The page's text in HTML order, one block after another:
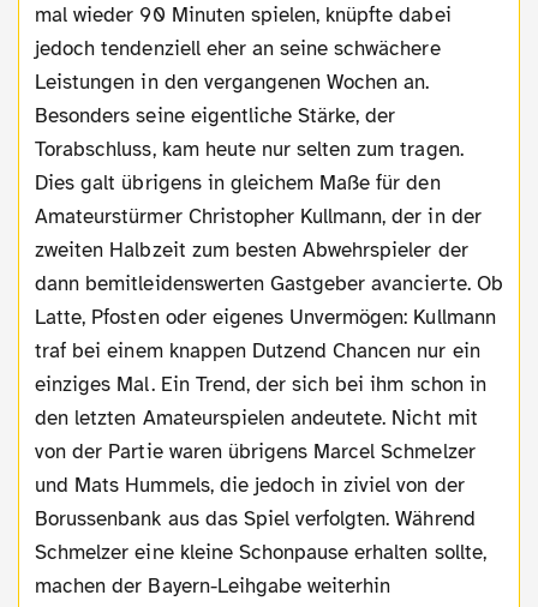
mal wieder 90 Minuten spielen, knüpfte dabei
jedoch tendenziell eher an seine schwächere
Leistungen in den vergangenen Wochen an.
Besonders seine eigentliche Stärke, der
Torabschluss, kam heute nur selten zum tragen.
Dies galt übrigens in gleichem Maße für den
Amateurstürmer Christopher Kullmann, der in der
zweiten Halbzeit zum besten Abwehrspieler der
dann bemitleidenswerten Gastgeber avancierte. Ob
Latte, Pfosten oder eigenes Unvermögen: Kullmann
traf bei einem knappen Dutzend Chancen nur ein
einziges Mal. Ein Trend, der sich bei ihm schon in
den letzten Amateurspielen andeutete. Nicht mit
von der Partie waren übrigens Marcel Schmelzer
und Mats Hummels, die jedoch in ziviel von der
Borussenbank aus das Spiel verfolgten. Während
Schmelzer eine kleine Schonpause erhalten sollte,
machen der Bayern-Leihgabe weiterhin